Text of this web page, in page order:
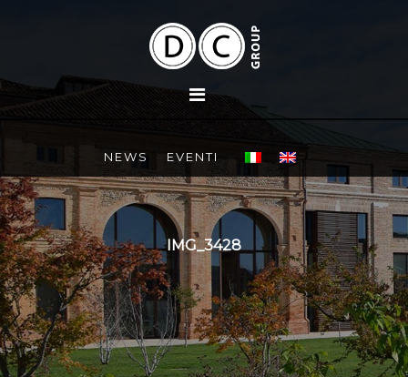
NEWS EVENTI
IMG_3428